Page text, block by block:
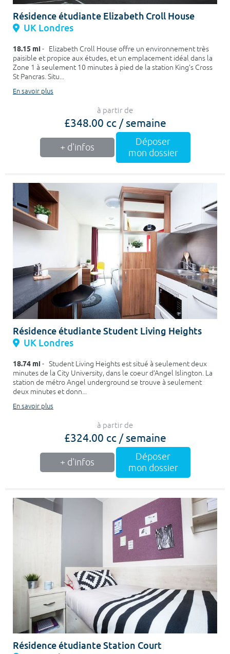
Résidence étudiante Elizabeth Croll House
UK Londres
18.15 mi - Elizabeth Croll House offre un environnement très
paisible et propice aux études, et un emplacement idéal dans la
Zone 1 à seulement 10 minutes à pied de la station King’s Cross
St Pancras. Situ...
En savoir plus
à partir de
£348.00 cc / semaine
+ d'infos
Déposer
mon dossier
Résidence étudiante Student Living Heights
UK Londres
18.74 mi - Student Living Heights est situé à seulement deux
minutes de la City University, dans le coeur d’Angel Islington. La
station de métro Angel underground se trouve à seulement
deux minutes et donn...
En savoir plus
à partir de
£324.00 cc / semaine
+ d'infos
Déposer
mon dossier
Résidence étudiante Station Court